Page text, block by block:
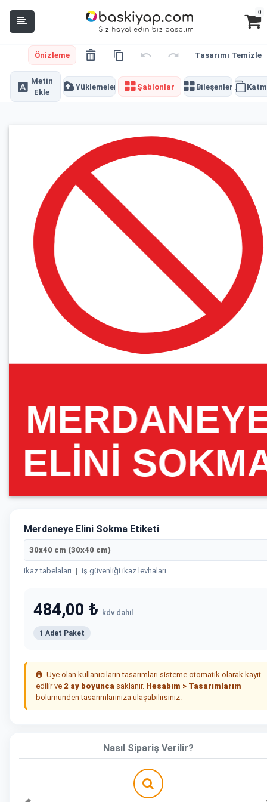
0
Önizleme Tasarımı Temizle
Metin
Ekle
Yüklemeler Şablonlar Bileşenler
Merdaneye Elini Sokma Etiketi
30x40 cm (30x40 cm)
ikaz tabelaları | iş güvenliği ikaz levhaları
484,00 ₺ kdv dahil
1 Adet Paket
Üye olan kullanıcıların tasarımları sisteme otomatik olarak kayıt
edilir ve 2 ay boyunca saklanır. Hesabım > Tasarımlarım
bölümünden tasarımlarınıza ulaşabilirsiniz.
Nasıl Sipariş Verilir?